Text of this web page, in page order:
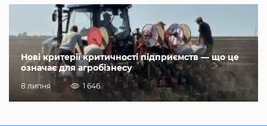
Нові критерії критичності підприємств — що це
означає для агробізнесу
8 липня 1 646